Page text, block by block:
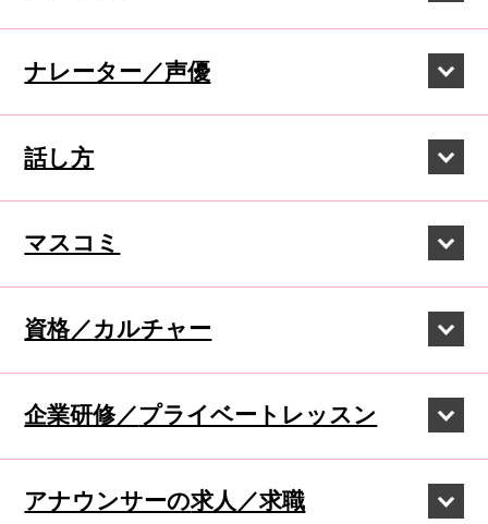
ナレーター／声優
話し方
マスコミ
資格／カルチャー
企業研修／プライベートレッスン
アナウンサーの求人／求職